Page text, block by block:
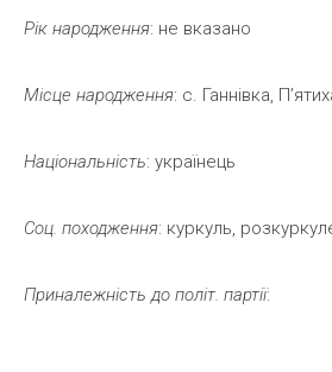
Рік народження: не вказано
Місце народження: с. Ганнівка,
Національність: українець
Соц. походження: куркуль,
Приналежність до політ. партії: